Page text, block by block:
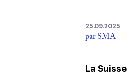
25.09.2025
par SMA
La